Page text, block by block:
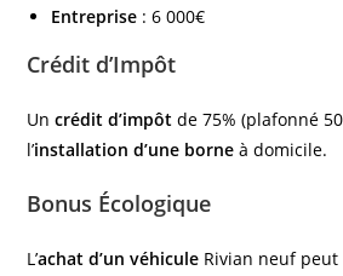
Entreprise : 6 000€
Crédit d’Impôt
Uncrédit d’impôt de 75% (plafonné
l’installation d’une borne à domicile.
Bonus Écologique
L’achat d’un véhicule Rivian neuf